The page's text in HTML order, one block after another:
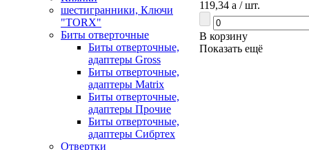
шестигранники, Ключи
"TORX"
Биты отверточные
Биты отверточные,
адаптеры Gross
Биты отверточные,
адаптеры Matrix
Биты отверточные,
адаптеры Прочие
Биты отверточные,
адаптеры Сибртех
Отвертки
119,34 a / шт.
В корзину
Показать ещё